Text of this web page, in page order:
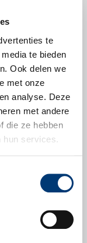
te
te bieden
Ook delen we
met onze
analyse. Deze
met andere
die ze hebben
hun services.